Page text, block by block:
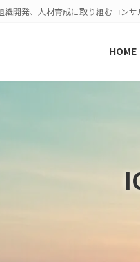
開発、人材育成に取り組むコンサ
HOME